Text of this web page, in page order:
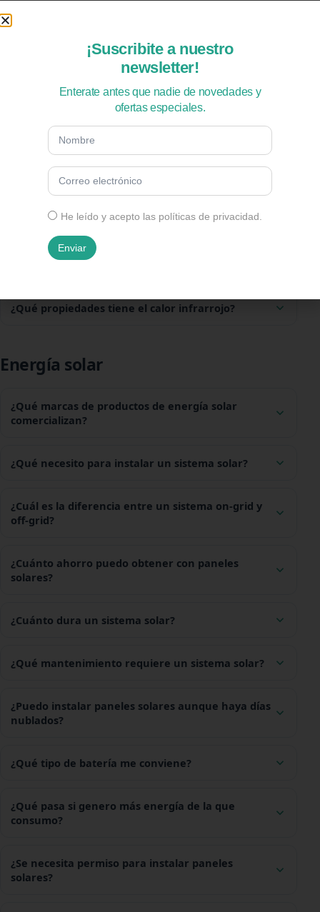
¿Cuánto consume un panel calefactor eléctrico
¿Es seguro el panel calefactor Ecosol?
¿Debo reforzar la línea eléctrica para su
instalación?
¿Por qué no tiene termostato incorporado?
¿Qué propiedades tiene el calor infrarrojo?
Energía solar
¿Qué marcas de productos de energía solar
comercializan?
¿Qué necesito para instalar un sistema solar?
¿Cuál es la diferencia entre un sistema on-grid y
off-grid?
¿Cuánto ahorro puedo obtener con paneles
solares?
¿Cuánto dura un sistema solar?
¿Qué mantenimiento requiere un sistema solar?
¿Puedo instalar paneles solares aunque haya días
nublados?
¿Qué tipo de batería me conviene?
¿Qué pasa si genero más energía de la que
consumo?
¿Se necesita permiso para instalar paneles
solares?
¡Suscribite a nuestro
newsletter!
Enterate antes que nadie de novedades y
ofertas especiales.
He leído y acepto las políticas de privacidad.
Enviar